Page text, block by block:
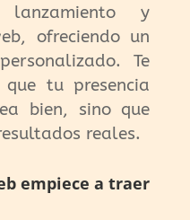
y
ofreciendo un
Te
tu presencia
bien, sino que
reales.
empiece a traer